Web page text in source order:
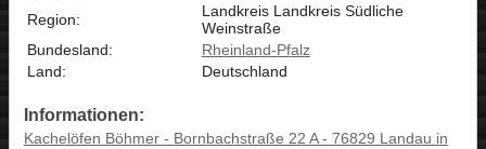
Region:
Landkreis Landkreis Südliche
Weinstraße
Bundesland:
Rheinland-Pfalz
Land:
Deutschland
Informationen:
Kachelöfen Böhmer - Bornbachstraße 22 A - 76829 Landau in